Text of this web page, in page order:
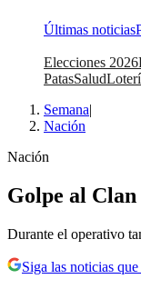
Últimas noticias
Elecciones 2026
PatasSalud
Semana|
Nación
Nación
Golpe al
Durante el operativo
Siga las noticias